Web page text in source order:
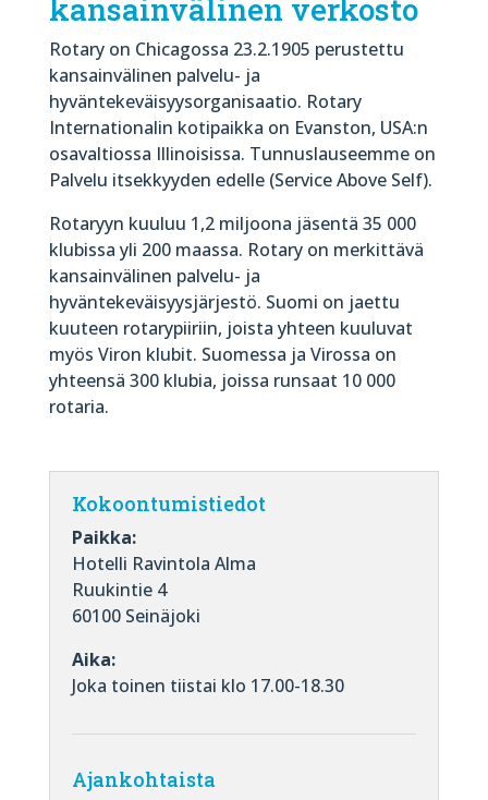
kansainvälinen verkosto
Rotary on Chicagossa 23.2.1905 perustettu
kansainvälinen palvelu- ja
hyväntekeväisyysorganisaatio. Rotary
Internationalin kotipaikka on Evanston, USA:n
osavaltiossa Illinoisissa. Tunnuslauseemme on
Palvelu itsekkyyden edelle (Service Above Self).
Rotaryyn kuuluu 1,2 miljoona jäsentä 35 000
klubissa yli 200 maassa. Rotary on merkittävä
kansainvälinen palvelu- ja
hyväntekeväisyysjärjestö. Suomi on jaettu
kuuteen rotarypiiriin, joista yhteen kuuluvat
myös Viron klubit. Suomessa ja Virossa on
yhteensä 300 klubia, joissa runsaat 10 000
rotaria.
Kokoontumistiedot
Paikka:
Hotelli Ravintola Alma
Ruukintie 4
60100 Seinäjoki
Aika:
Joka toinen tiistai klo 17.00-18.30
Ajankohtaista